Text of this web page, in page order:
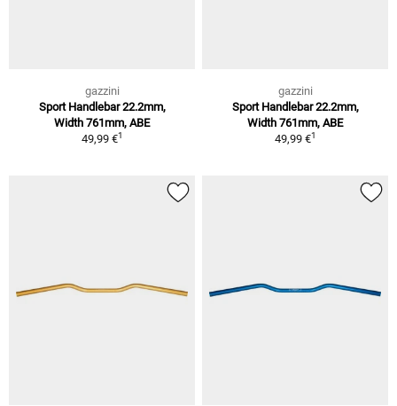
gazzini
Sport Handlebar 22.2mm,
Width 761mm, ABE
49,99 €1
gazzini
Sport Handlebar 22.2mm,
Width 761mm, ABE
49,99 €1